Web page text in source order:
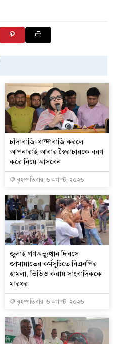
চাঁদাবাজি-ধান্দাবাজি করলে
আপনারাই আবার স্বৈরাচারকে বরণ
করে নিয়ে আসবেন
বৃহস্পতিবার, ৬ অগাস্ট, ২০২৬
জুলাই গণঅভ্যুত্থান দিবসে
জামায়াতের কর্মসূচিতে বিএনপির
হামলা, ভিডিও করায় সাংবাদিককে
মারধর
বৃহস্পতিবার, ৬ অগাস্ট, ২০২৬